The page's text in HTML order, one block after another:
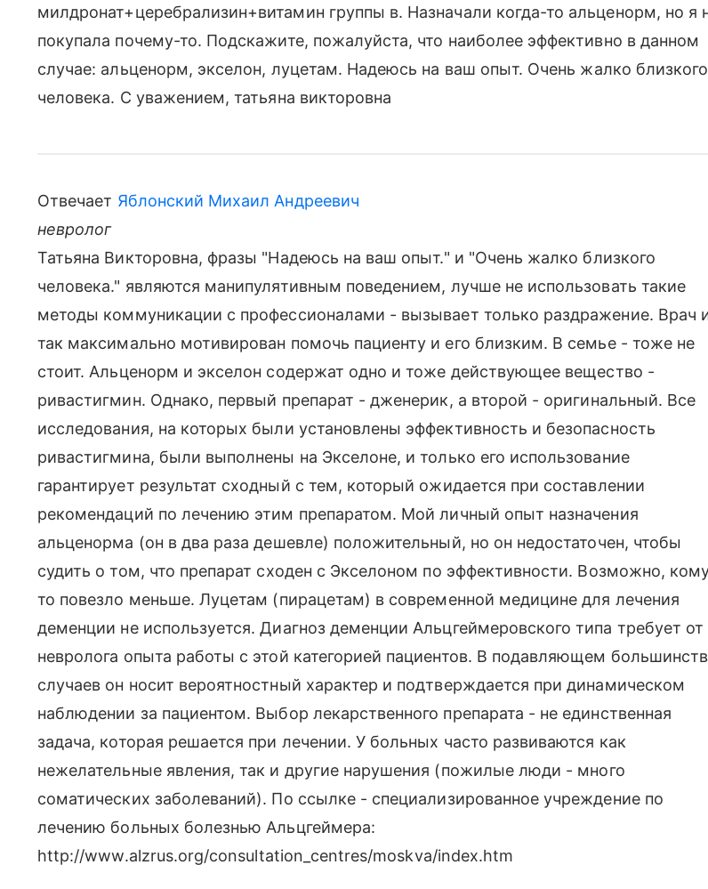
милдронат+церебрализин+витамин группы в. Назначали когда-то альценорм, но я
покупала почему-то. Подскажите, пожалуйста, что наиболее эффективно в данном
случае: альценорм, экселон, луцетам. Надеюсь на ваш опыт. Очень жалко близкого
человека. С уважением, татьяна викторовна
Отвечает Яблонский Михаил Андреевич
невролог
Татьяна Викторовна, фразы "Надеюсь на ваш опыт." и "Очень жалко близкого
человека." являются манипулятивным поведением, лучше не использовать такие
методы коммуникации с профессионалами - вызывает только раздражение. Врач
так максимально мотивирован помочь пациенту и его близким. В семье - тоже не
стоит. Альценорм и экселон содержат одно и тоже действующее вещество -
ривастигмин. Однако, первый препарат - дженерик, а второй - оригинальный. Все
исследования, на которых были установлены эффективность и безопасность
ривастигмина, были выполнены на Экселоне, и только его использование
гарантирует результат сходный с тем, который ожидается при составлении
рекомендаций по лечению этим препаратом. Мой личный опыт назначения
альценорма (он в два раза дешевле) положительный, но он недостаточен, чтобы
судить о том, что препарат сходен с Экселоном по эффективности. Возможно,
то повезло меньше. Луцетам (пирацетам) в современной медицине для лечения
деменции не используется. Диагноз деменции Альцгеймеровского типа требует от
невролога опыта работы с этой категорией пациентов. В подавляющем
случаев он носит вероятностный характер и подтверждается при динамическом
наблюдении за пациентом. Выбор лекарственного препарата - не единственная
задача, которая решается при лечении. У больных часто развиваются как
нежелательные явления, так и другие нарушения (пожилые люди - много
соматических заболеваний). По ссылке - специализированное учреждение по
лечению больных болезнью Альцгеймера:
http://www.alzrus.org/consultation_centres/moskva/index.htm